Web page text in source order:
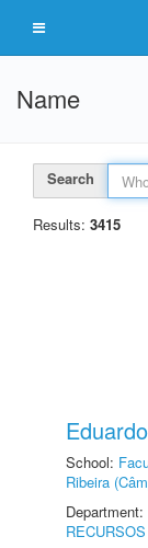
Name
Search
Results: 3415
School:
Ribeira
Department: